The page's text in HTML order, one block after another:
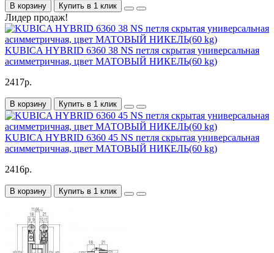
В корзину Купить в 1 клик
Лидер продаж!
KUBICA HYBRID 6360 38 NS петля скрытая универсальная
асимметричная, цвет МАТОВЫЙ НИКЕЛЬ(60 kg)
2417р.
В корзину Купить в 1 клик
KUBICA HYBRID 6360 45 NS петля скрытая универсальная
асимметричная, цвет МАТОВЫЙ НИКЕЛЬ(60 kg)
2416р.
В корзину Купить в 1 клик